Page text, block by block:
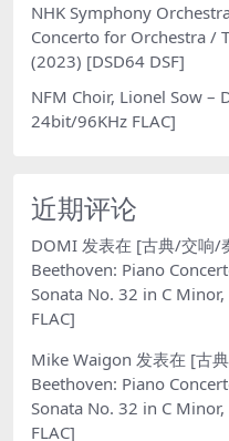
NHK Symphony
Concerto for Orchestra /
(2023) [DSD64 DSF]
NFM Choir, Lionel Sow –
24bit/96KHz FLAC]
近期评论
DOMI 发表在 [古典/交响/
Beethoven: Piano
Sonata No. 32 in C
FLAC]
Mike Waigon 发表在 [古
Beethoven: Piano
Sonata No. 32 in C
FLAC]